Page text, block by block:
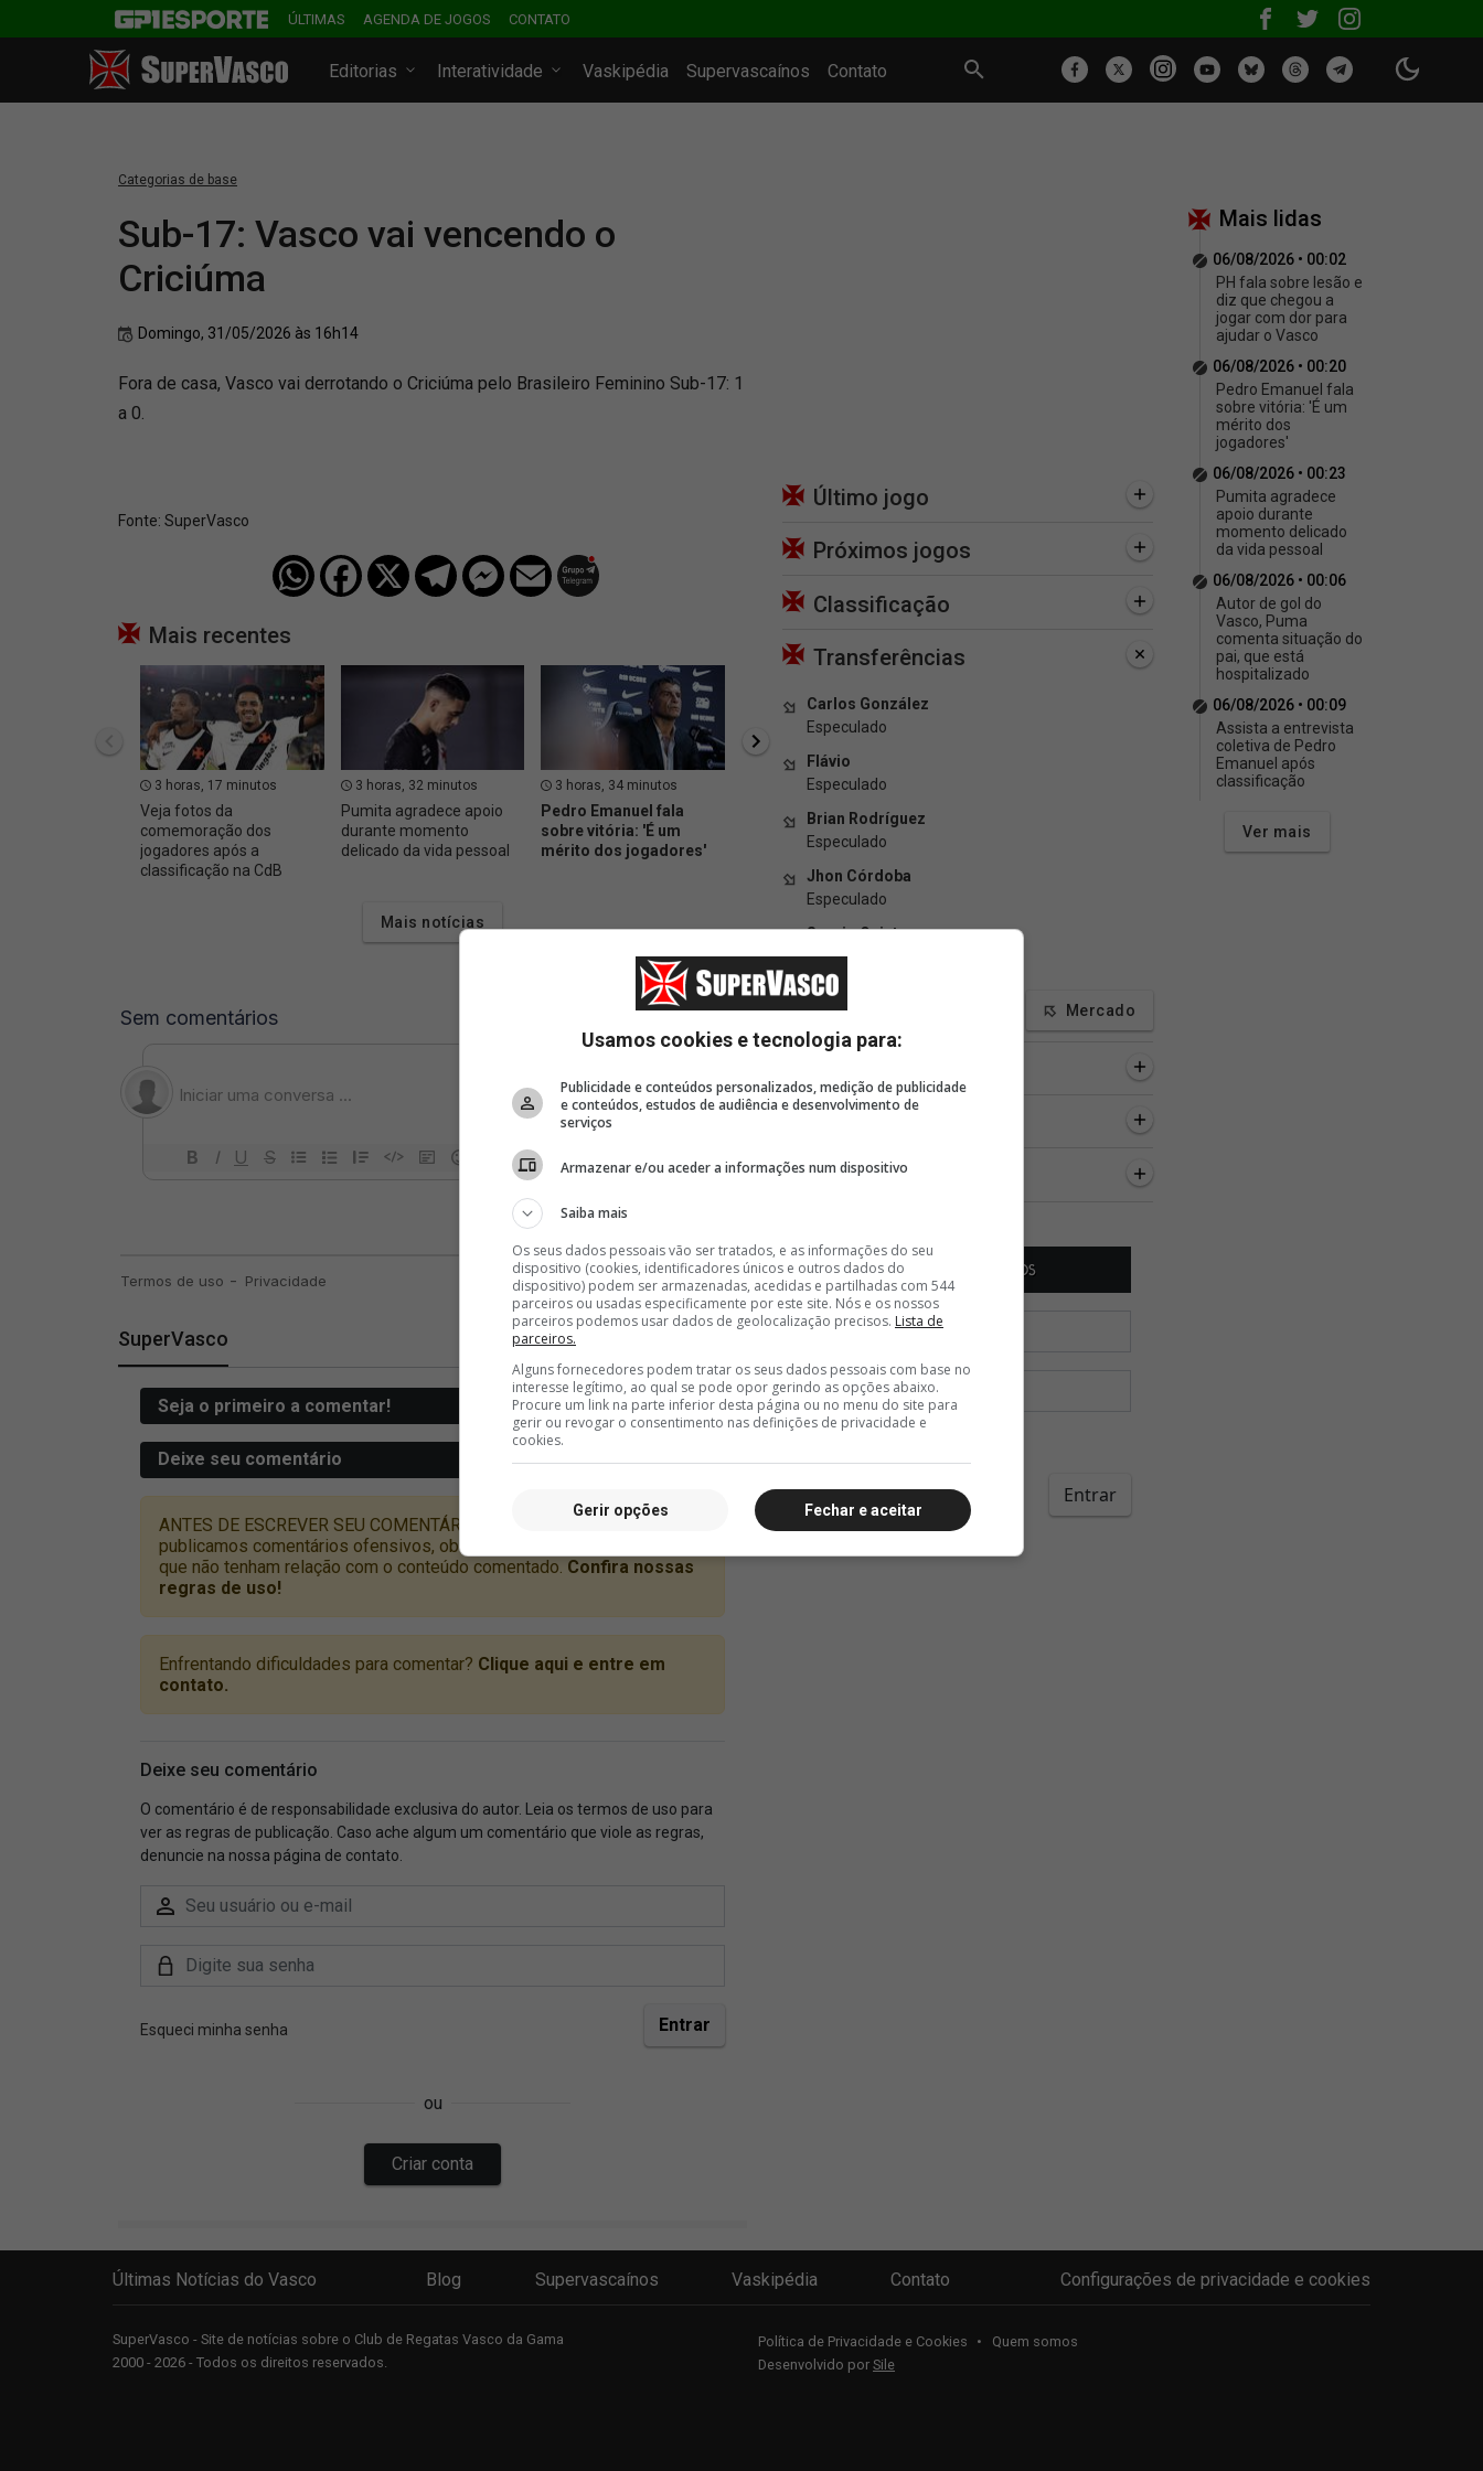
ÚLTIMAS AGENDA DE JOGOS CONTATO
Editorias Interatividade Vaskipédia Supervascaínos Contato
Categorias de base
Sub-17: Vasco vai vencendo o
Criciúma
Domingo, 31/05/2026 às 16h14
Fora de casa, Vasco vai derrotando o Criciúma pelo Brasileiro Feminino Sub-17: 1
a 0.
Fonte: SuperVasco‎‎‎‎‎‎
Mais recentes
3 horas, 17 minutos
Veja fotos da
comemoração dos
jogadores após a
classificação na CdB
3 horas, 32 minutos
Pumita agradece apoio
durante momento
delicado da vida pessoal
3 horas, 34 minutos
Pedro Emanuel fala
sobre vitória: 'É um
mérito dos jogadores'
3 horas, 37 minutos
Brenner falou após vitória;
3 horas, 48 minutos
Puma comenta situação
do pai, que está
Mais notícias
SuperVasco
Último jogo
Próximos jogos
Classificação
Transferências
Carlos González
Especulado
Flávio
Especulado
Brian Rodríguez
Especulado
Jhon Córdoba
Especulado
Sergio Quintero
Especulado
Especulação Mercado
Apoie
Mais lidas
06/08/2026 • 00:02
PH fala sobre lesão e
diz que chegou a
jogar com dor para
ajudar o Vasco
06/08/2026 • 00:20
Pedro Emanuel fala
sobre vitória: 'É um
mérito dos
jogadores'
06/08/2026 • 00:23
Pumita agradece
apoio durante
momento delicado
da vida pessoal
06/08/2026 • 00:06
Autor de gol do
Vasco, Puma
comenta situação do
pai, que está
hospitalizado
06/08/2026 • 00:09
Assista a entrevista
coletiva de Pedro
Emanuel após
classificação
Ver mais
Últimas Notícias do Vasco Blog Supervascaínos Vaskipédia Contato Configurações de privacidade e cookies
SuperVasco - Site de notícias sobre o Club de Regatas Vasco da Gama
2000 - 2026 - Todos os direitos reservados.
Política de Privacidade e Cookies •
Quem somos
Desenvolvido por Sile
Usamos cookies e tecnologia para:
Publicidade e conteúdos personalizados, medição de publicidade
e conteúdos, estudos de audiência e desenvolvimento de
serviços
Armazenar e/ou aceder a informações num dispositivo
Saiba mais
Os seus dados pessoais vão ser tratados, e as informações do seu
dispositivo (cookies, identificadores únicos e outros dados do
dispositivo) podem ser armazenadas, acedidas e partilhadas com 544
parceiros ou usadas especificamente por este site. Nós e os nossos
parceiros podemos usar dados de geolocalização precisos. Lista de
parceiros.
Alguns fornecedores podem tratar os seus dados pessoais com base no
interesse legítimo, ao qual se pode opor gerindo as opções abaixo.
Procure um link na parte inferior desta página ou no menu do site para
gerir ou revogar o consentimento nas definições de privacidade e
cookies.
Fechar e aceitar
Gerir opções